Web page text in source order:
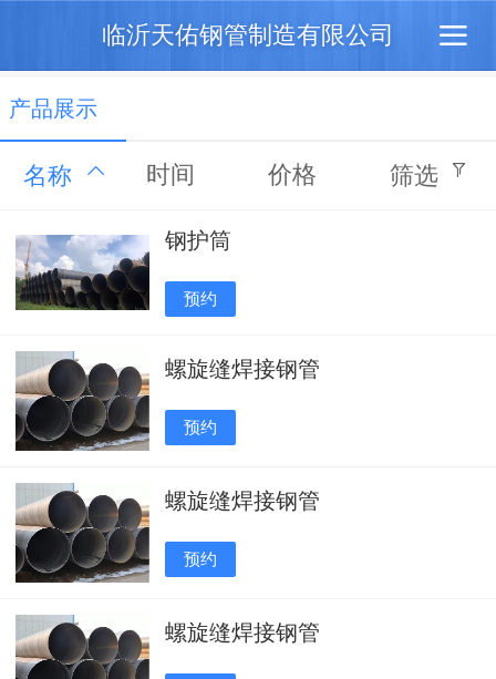
临沂天佑钢管制造有限公司
产品展示
名称 时间 价格 筛选
钢护筒
预约
螺旋缝焊接钢管
预约
螺旋缝焊接钢管
预约
螺旋缝焊接钢管